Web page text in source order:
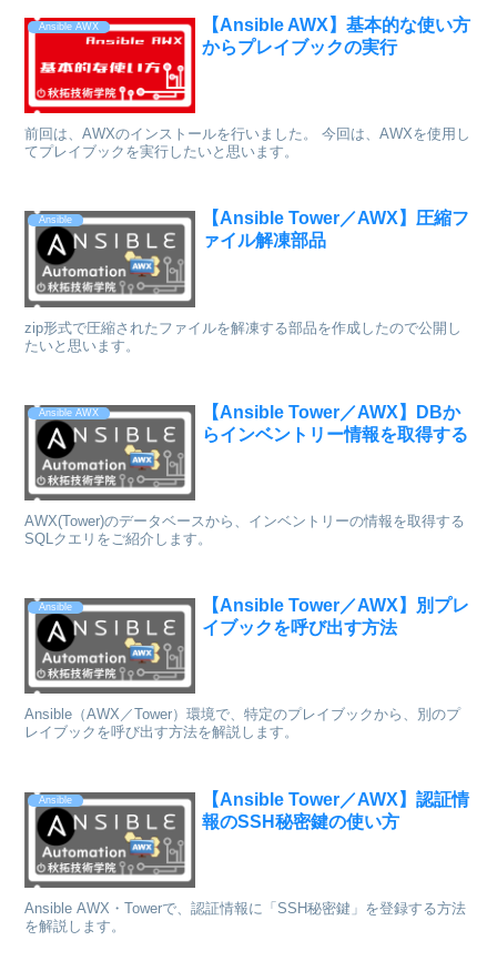
Ansible AWX
【Ansible AWX】基本的な使い方
からプレイブックの実行
前回は、AWXのインストールを行いました。 今回は、AWXを使用し
てプレイブックを実行したいと思います。
Ansible
【Ansible Tower／AWX】圧縮フ
ァイル解凍部品
zip形式で圧縮されたファイルを解凍する部品を作成したので公開し
たいと思います。
Ansible AWX
【Ansible Tower／AWX】DBか
らインベントリー情報を取得する
AWX(Tower)のデータベースから、インベントリーの情報を取得する
SQLクエリをご紹介します。
Ansible
【Ansible Tower／AWX】別プレ
イブックを呼び出す方法
Ansible（AWX／Tower）環境で、特定のプレイブックから、別のプ
レイブックを呼び出す方法を解説します。
Ansible
【Ansible Tower／AWX】認証情
報のSSH秘密鍵の使い方
Ansible AWX・Towerで、認証情報に「SSH秘密鍵」を登録する方法
を解説します。